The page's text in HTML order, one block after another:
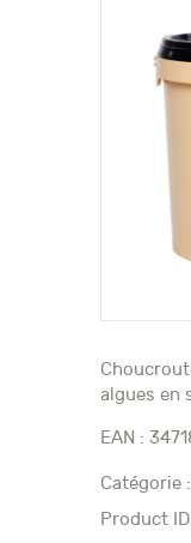
algues en
EAN :
Catégorie :
Product